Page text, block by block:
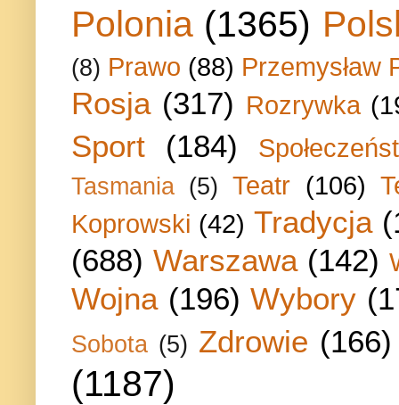
Polonia (1365)
(8) Prawo (88) Przemysław
Rosja (317) Rozrywka
Sport (184)
Tasmania (5) Teatr (106)
Koprowski (42) Tradycja
(688) Warszawa (142)
Wojna (196) Wybory
Sobota (5) Zdrowie (166)
(1187)